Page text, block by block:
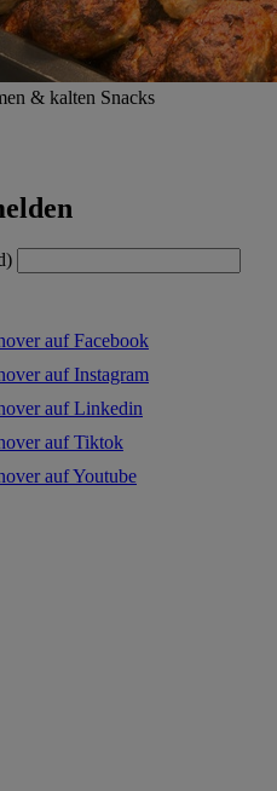
& kalten Snacks
auf Facebook
auf Instagram
auf Linkedin
auf Tiktok
auf Youtube